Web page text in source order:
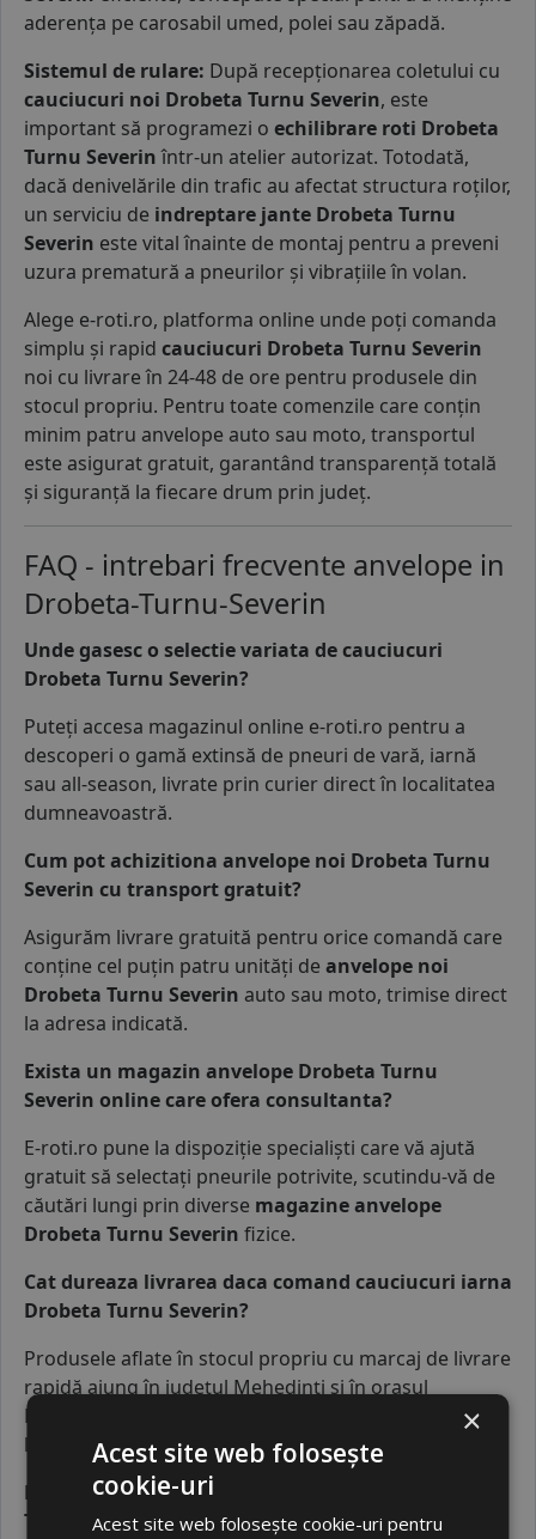
aderența pe carosabil umed, polei sau zăpadă.
Sistemul de rulare: După recepționarea coletului cu
cauciucuri noi Drobeta Turnu Severin, este
important să programezi o echilibrare roti Drobeta
Turnu Severinîntr-un atelier autorizat. Totodată,
dacă denivelările din trafic au afectat structura roților,
un serviciu de indreptare jante Drobeta Turnu
Severin este vital înainte de montaj pentru a preveni
uzura prematură a pneurilor și vibrațiile în volan.
Alege e-roti.ro, platforma online unde poți comanda
simplu și rapid cauciucuri Drobeta Turnu Severin
noi cu livrare în 24-48 de ore pentru produsele din
stocul propriu. Pentru toate comenzile care conțin
minim patru anvelope auto sau moto, transportul
este asigurat gratuit, garantând transparență totală
și siguranță la fiecare drum prin județ.
FAQ - intrebari frecvente anvelope in
Drobeta-Turnu-Severin
Unde gasesc o selectie variata de cauciucuri
Drobeta Turnu Severin?
Puteți accesa magazinul online e-roti.ro pentru a
descoperi o gamă extinsă de pneuri de vară, iarnă
sau all-season, livrate prin curier direct în localitatea
dumneavoastră.
Cum pot achizitiona anvelope noi Drobeta Turnu
Severin cu transport gratuit?
Asigurăm livrare gratuită pentru orice comandă care
conține cel puțin patru unități de anvelope noi
Drobeta Turnu Severin auto sau moto, trimise direct
la adresa indicată.
Exista un magazin anvelope Drobeta Turnu
Severin online care ofera consultanta?
E-roti.ro pune la dispoziție specialiști care vă ajută
gratuit să selectați pneurile potrivite, scutindu-vă de
căutări lungi prin diverse magazine anvelope
Drobeta Turnu Severin fizice.
Cat dureaza livrarea daca comand cauciucuri iarna
Drobeta Turnu Severin?
Produsele aflate în stocul propriu cu marcaj de livrare
rapidă ajung în județul Mehedinți și în orașul
Drobeta-Turnu Severin în termen de 1-2 zile
lucrătoare de la confirmarea comenzii.
De ce este recomandata o echilibrare roti Drobeta
Turnu Severin dupa instalarea unor cauciucuri
×
Acest site web folosește
cookie-uri
Acest site web folosește cookie-uri pentru